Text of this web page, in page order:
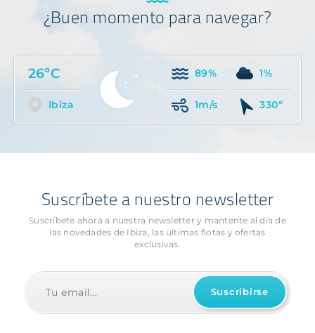
¿Buen momento para navegar?
26ºC
Ibiza
89%
1m/s
1%
330º
Suscríbete a nuestro newsletter
Suscríbete ahora a nuestra newsletter y mantente al día de
las novedades de Ibiza, las últimas flotas y ofertas
exclusivas.